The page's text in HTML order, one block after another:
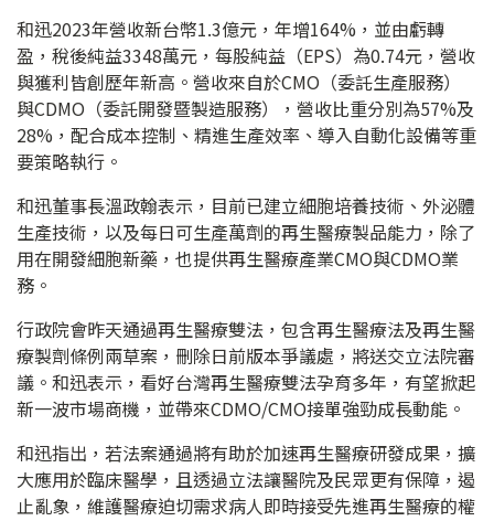
和迅2023年營收新台幣1.3億元，年增164%，並由虧轉
盈，稅後純益3348萬元，每股純益（EPS）為0.74元，營收
與獲利皆創歷年新高。營收來自於CMO（委託生產服務）
與CDMO（委託開發暨製造服務），營收比重分別為57%及
28%，配合成本控制、精進生產效率、導入自動化設備等重
要策略執行。
和迅董事長溫政翰表示，目前已建立細胞培養技術、外泌體
生產技術，以及每日可生產萬劑的再生醫療製品能力，除了
用在開發細胞新藥，也提供再生醫療產業CMO與CDMO業
務。
行政院會昨天通過再生醫療雙法，包含再生醫療法及再生醫
療製劑條例兩草案，刪除日前版本爭議處，將送交立法院審
議。和迅表示，看好台灣再生醫療雙法孕育多年，有望掀起
新一波市場商機，並帶來CDMO/CMO接單強勁成長動能。
和迅指出，若法案通過將有助於加速再生醫療研發成果，擴
大應用於臨床醫學，且透過立法讓醫院及民眾更有保障，遏
止亂象，維護醫療迫切需求病人即時接受先進再生醫療的權